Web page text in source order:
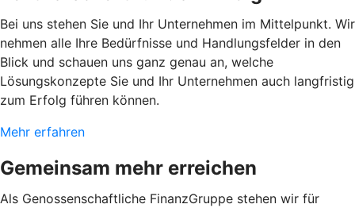
Bei uns stehen Sie und Ihr Unternehmen im Mittelpunkt. Wir
nehmen alle Ihre Bedürfnisse und Handlungsfelder in den
Blick und schauen uns ganz genau an, welche
Lösungskonzepte Sie und Ihr Unternehmen auch langfristig
zum Erfolg führen können.
Mehr erfahren
Gemeinsam mehr erreichen
Als Genossenschaftliche FinanzGruppe stehen wir für